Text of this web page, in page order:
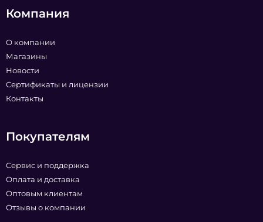
Компания
О компании
Магазины
Новости
Сертификаты и лицензии
Контакты
Покупателям
Сервис и поддержка
Оплата и доставка
Оптовым клиентам
Отзывы о компании